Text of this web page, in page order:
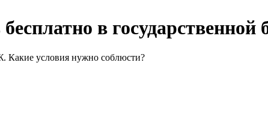
в государственной
Какие условия нужно соблюсти?